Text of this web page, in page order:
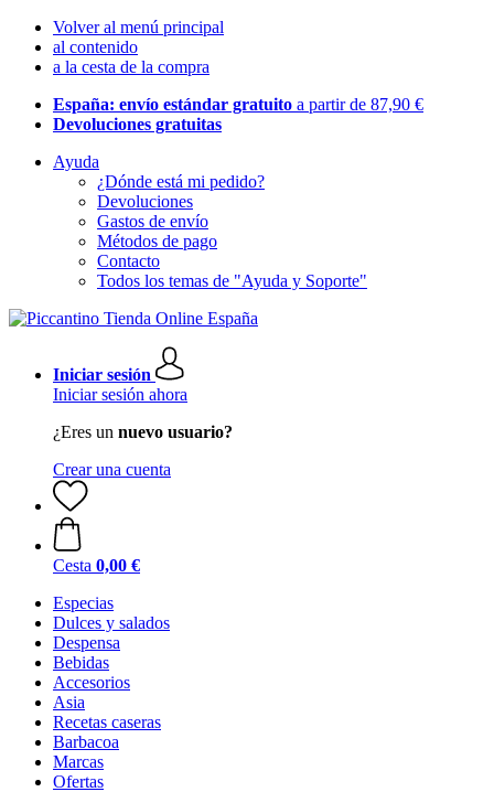
Volver al menú principal
al contenido
a la cesta de la compra
España: envío estándar gratuito a partir de 87,90 €
Devoluciones gratuitas
Ayuda
¿Dónde está mi pedido?
Devoluciones
Gastos de envío
Métodos de pago
Contacto
Todos los temas de "Ayuda y Soporte"
Iniciar sesión
Iniciar sesión ahora
¿Eres un nuevo usuario?
Crear una cuenta
Cesta 0,00 €
Especias
Dulces y salados
Despensa
Bebidas
Accesorios
Asia
Recetas caseras
Barbacoa
Marcas
Ofertas